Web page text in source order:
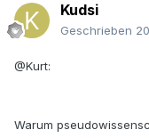
Kudsi
Geschrieben
@Kurt:
Warum